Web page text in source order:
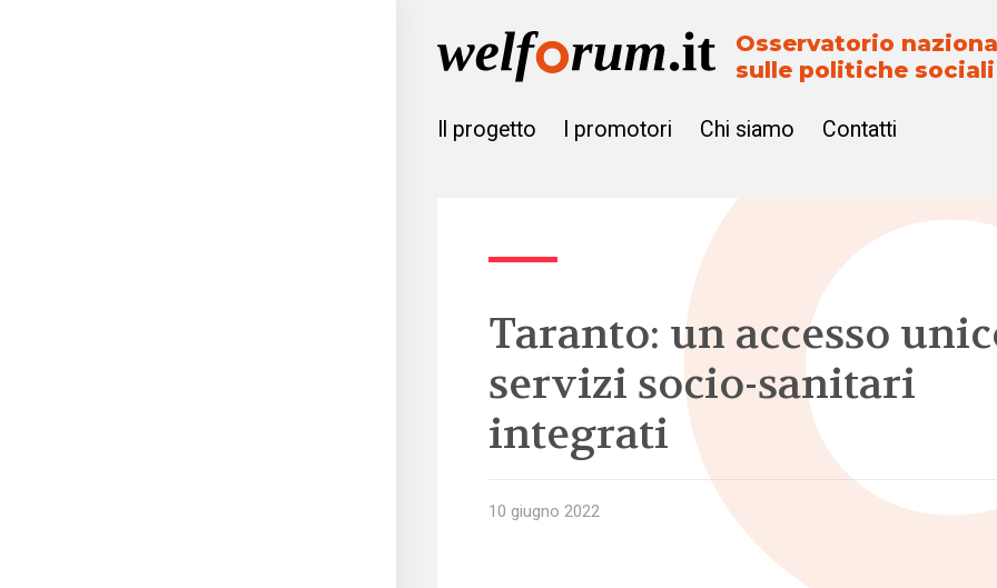
Osservatorio
sulle politiche sociali
Il progetto I promotori Chi siamo Contatti
Taranto: un accesso
servizi socio-sanitari
integrati
10 giugno 2022